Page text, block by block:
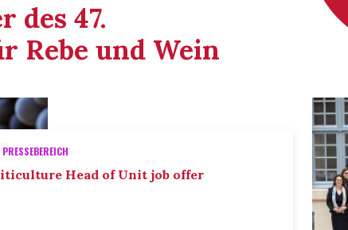
des 47.
Rebe und Wein
PRESSEBEREICH
Head of Unit job offer